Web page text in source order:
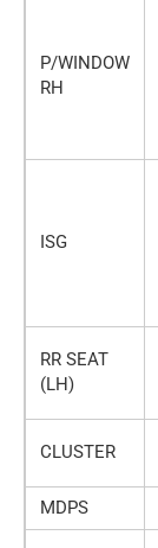
P/WINDOW
RH
ISG
RR SEAT
(LH)
CLUSTER
MDPS